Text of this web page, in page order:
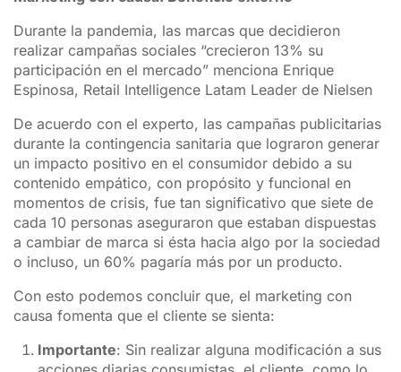
Durante la pandemia, las marcas que decidieron
realizar campañas sociales “crecieron 13% su
participación en el mercado” menciona Enrique
Espinosa, Retail Intelligence Latam Leader de Nielsen
De acuerdo con el experto, las campañas publicitarias
durante la contingencia sanitaria que lograron generar
un impacto positivo en el consumidor debido a su
contenido empático, con propósito y funcional en
momentos de crisis, fue tan significativo que siete de
cada 10 personas aseguraron que estaban dispuestas
a cambiar de marca si ésta hacia algo por la sociedad
o incluso, un 60% pagaría más por un producto.
Con esto podemos concluir que, el marketing con
causa fomenta que el cliente se sienta:
Importante: Sin realizar alguna modificación a sus